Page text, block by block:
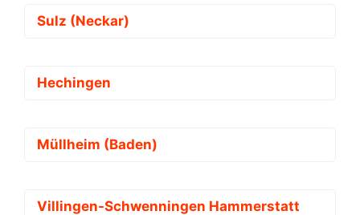
Sulz (Neckar)
Hechingen
Müllheim (Baden)
Villingen-Schwenningen Hammerstatt